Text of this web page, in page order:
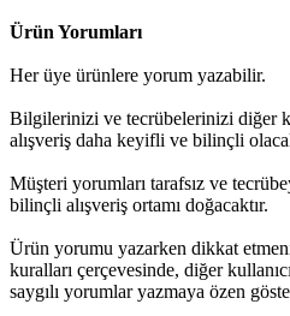
Ürün Yorumları
Her üye ürünlere yorum yazabilir.
Bilgilerinizi ve tecrübelerinizi diğer
alışveriş daha keyifli ve bilinçli
Müşteri yorumları tarafsız ve
bilinçli alışveriş ortamı doğacaktır.
Ürün yorumu yazarken dikkat
kuralları çerçevesinde, diğer
saygılı yorumlar yazmaya özen